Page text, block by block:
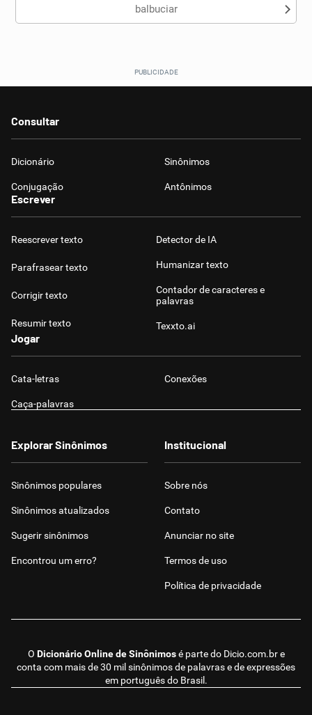
Dicionário
balbuciar
Consultar
Dicionário Sinônimos
Conjugação Antônimos
Escrever
Reescrever texto
Parafrasear texto
Corrigir texto
Resumir texto
Detector de IA
Humanizar texto
Contador de caracteres e
palavras
Texxto.ai
Jogar
Cata-letras Conexões
Caça-palavras
O Dicionário Online de Sinônimosé parte do Dicio.com.bre
conta com mais de 30 mil sinônimos de palavras e de expressões
em português do Brasil.
Explorar Sinônimos
Sinônimos populares
Sinônimos atualizados
Sugerir sinônimos
Encontrou um erro?
Institucional
Sobre nós
Contato
Anunciar no site
Termos de uso
Política de privacidade